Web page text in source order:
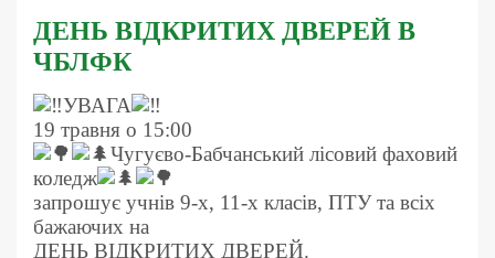
ДЕНЬ ВІДКРИТИХ ДВЕРЕЙ В
ЧБЛФК
УВАГА
19 травня о 15:00
Чугуєво-Бабчанський лісовий фаховий
коледж
запрошує учнів 9-х, 11-х класів, ПТУ та всіх
бажаючих на
ДЕНЬ ВІДКРИТИХ ДВЕРЕЙ.